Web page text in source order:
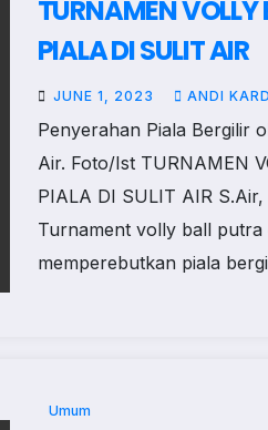
TURNAMEN VOLLY
PIALA DI SULIT AIR
JUNE 1, 2023 ANDI
Penyerahan Piala Bergilir
Air. Foto/Ist TURNAMEN
PIALA DI SULIT AIR
Turnament volly ball putra
memperebutkan piala
Umum